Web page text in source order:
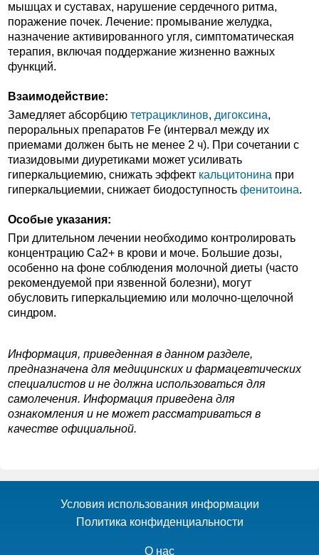
мышцах и суставах, нарушение сердечного ритма,
поражение почек. Лечение: промывание желудка,
назначение активированного угля, симптоматическая
терапия, включая поддержание жизненно важных
функций.
Взаимодействие:
Замедляет абсорбцию тетрациклинов, дигоксина,
пероральных препаратов Fe (интервал между их
приемами должен быть не менее 2 ч). При сочетании с
тиазидовыми диуретиками может усиливать
гиперкальциемию, снижать эффект кальцитонина при
гиперкальциемии, снижает биодоступность фенитоина.
Особые указания:
При длительном лечении необходимо контролировать
концентрацию Ca2+ в крови и моче. Большие дозы,
особенно на фоне соблюдения молочной диеты (часто
рекомендуемой при язвенной болезни), могут
обусловить гиперкальциемию или молочно-щелочной
синдром.
Информация, приведенная в данном разделе,
предназначена для медицинских и фармацевтических
специалистов и не должна использоваться для
самолечения. Информация приведена для
ознакомления и не может рассматриваться в
качестве официальной.
Условия использования информации
Политика конфиденциальности
О нас